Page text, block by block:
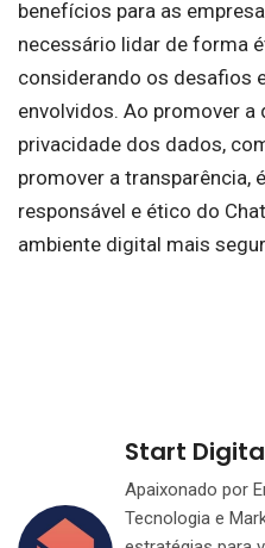
benefícios para as
necessário lidar de forma
considerando os desafios
envolvidos. Ao promover a
privacidade dos dados,
promover a transparência,
responsável e ético do
ambiente digital mais
Start
Apaixonado por
Tecnologia e